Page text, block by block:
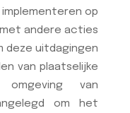
op
andere acties
deze uitdagingen
van plaatselijke
van
om het